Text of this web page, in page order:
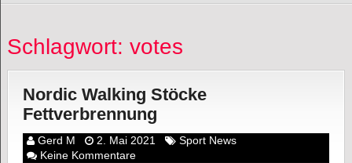
Schlagwort: votes
Nordic Walking Stöcke
Fettverbrennung
Gerd M 2. Mai 2021
Sport News
Keine Kommentare